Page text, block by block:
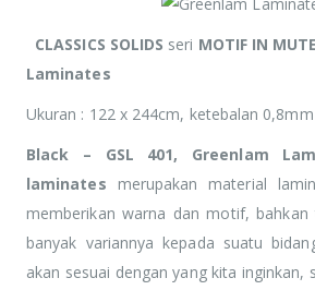
CLASSICS SOLIDS seri MOTIF IN MUTE
Laminates
Ukuran : 122 x 244cm, ketebalan 0,8mm
Black – GSL 401, Greenlam
laminates merupakan material
memberikan warna dan motif,
banyak variannya kepada suatu
akan sesuai dengan yang kita inginkan,